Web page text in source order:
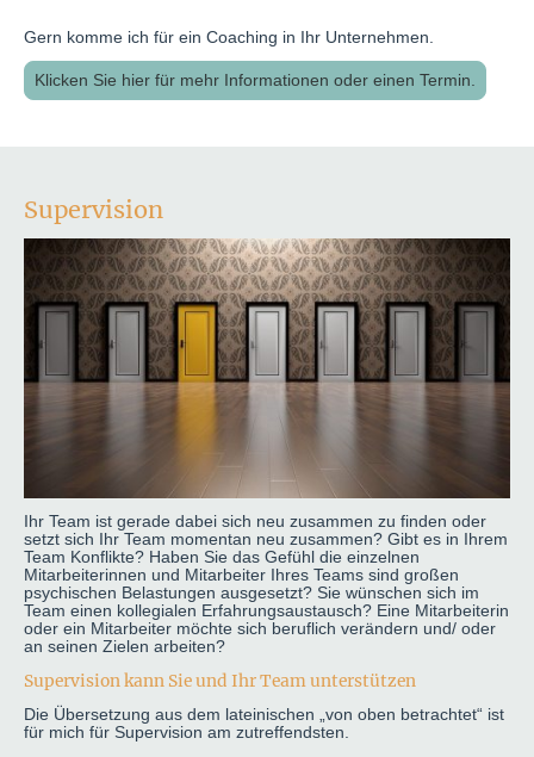
Gern komme ich für ein Coaching in Ihr Unternehmen.
Klicken Sie hier für mehr Informationen oder einen Termin.
Supervision
Ihr Team ist gerade dabei sich neu zusammen zu finden oder
setzt sich Ihr Team momentan neu zusammen? Gibt es in Ihrem
Team Konflikte? Haben Sie das Gefühl die einzelnen
Mitarbeiterinnen und Mitarbeiter Ihres Teams sind großen
psychischen Belastungen ausgesetzt? Sie wünschen sich im
Team einen kollegialen Erfahrungsaustausch? Eine Mitarbeiterin
oder ein Mitarbeiter möchte sich beruflich verändern und/ oder
an seinen Zielen arbeiten?
Supervision kann Sie und Ihr Team unterstützen
Die Übersetzung aus dem lateinischen „von oben betrachtet“ ist
für mich für Supervision am zutreffendsten.